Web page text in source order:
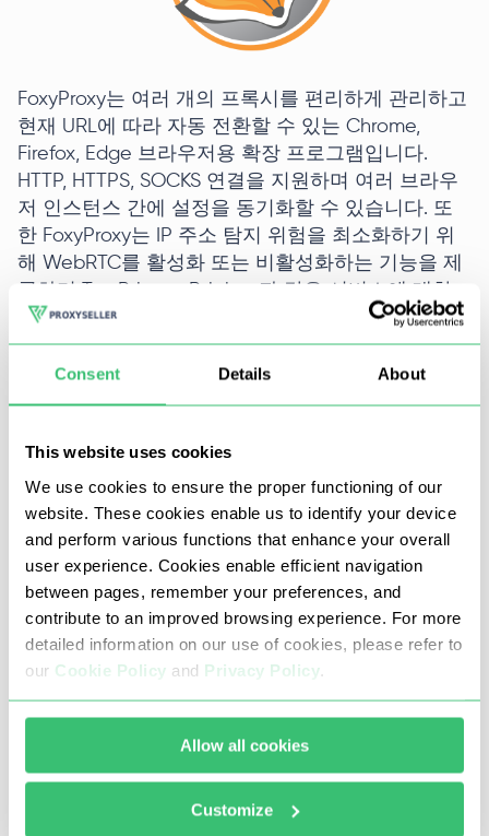
Consent Details About
This website uses cookies
We use cookies to ensure the proper functioning of our
website. These cookies enable us to identify your device
and perform various functions that enhance your overall
user experience. Cookies enable efficient navigation
between pages, remember your preferences, and
contribute to an improved browsing experience. For more
detailed information on our use of cookies, please refer to
our Cookie Policy and Privacy Policy
Allow all cookies
Customize
FoxyProxy는 여러 개의 프록시를 편리하게 관리하고
현재 URL에 따라 자동 전환할 수 있는 Chrome,
Firefox, Edge 브라우저용 확장 프로그램입니다.
HTTP, HTTPS, SOCKS 연결을 지원하며 여러 브라우
저 인스턴스 간에 설정을 동기화할 수 있습니다. 또
한 FoxyProxy는 IP 주소 탐지 위험을 최소화하기 위
해 WebRTC를 활성화 또는 비활성화하는 기능을 제
공하며 Tor, Privoxy, Psiphon과 같은 서비스에 대한
기본 사전 설정이 포함되어 있습니다. 이 확장 프로
그램은 지리적 제한 우회, 익명 서핑, 사이트 테스트,
차단 우회에 이상적입니다. 자세한 사용 방법은 이
설명서에 나와 있습니다.
Proxifier
Proxifier는 Windows, macOS, Android에서 사용할
수 있는 다목적 소프트웨어로, 애플리케이션에 프록
수 있게 해줍니다. 이 도구는 HTTP, HTTPS, SOCKS
프로토콜을 지원하며 유연한 프록시 관리 옵션을 제
공합니다. 사용자는 트래픽 필터링 규칙을 만들고 구
성하여 어떤 애플리케이션과 서비스가 프록시를 사